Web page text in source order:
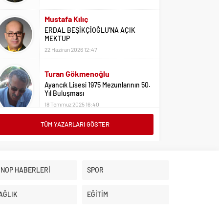
Mustafa Kılıç
ERDAL BEŞİKÇİOĞLU’NA AÇIK
MEKTUP
22 Haziran 2026 12:47
Turan Gökmenoğlu
Ayancık Lisesi 1975 Mezunlarının 50.
Yıl Buluşması
18 Temmuz 2025 16:40
Adil Yıldız
Üniversite Tercihleri İçin Öneriler
TÜM YAZARLARI GÖSTER
HABERLERİ SPOR
EĞİTİM